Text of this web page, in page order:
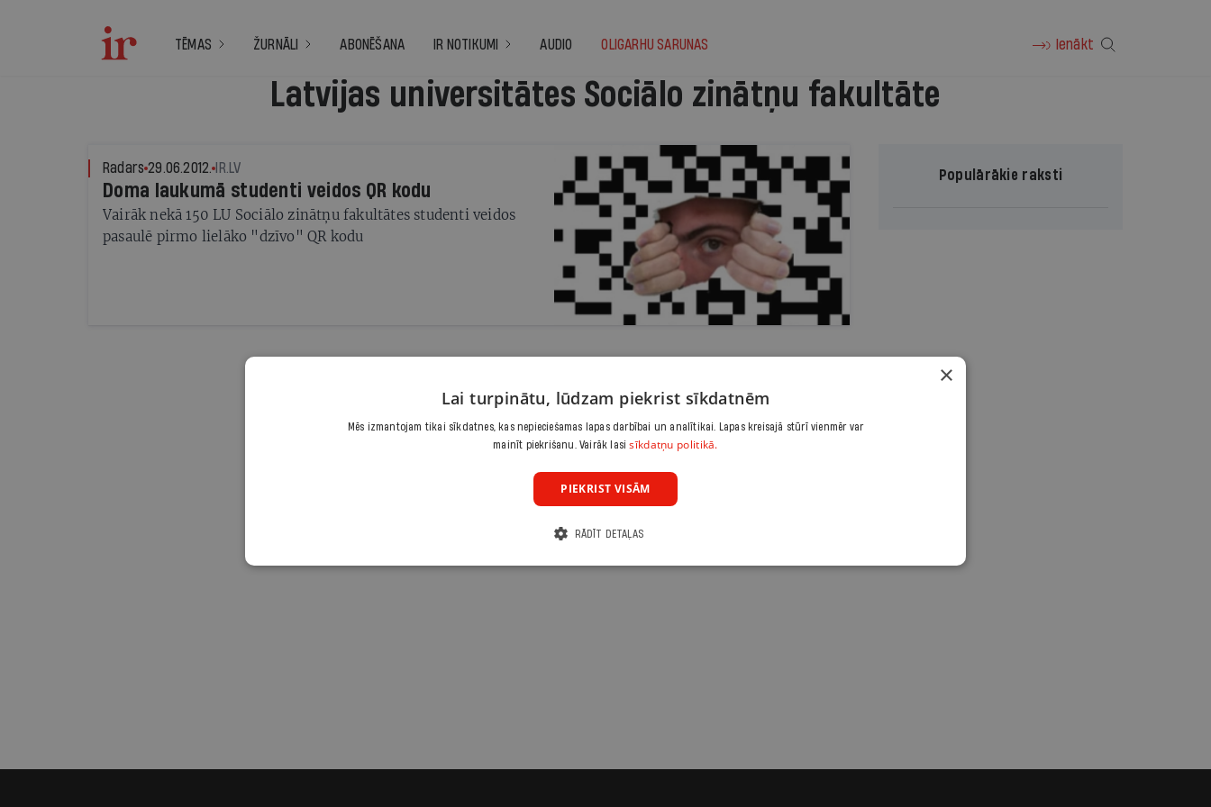
TĒMAS ŽURNĀLI ABONĒŠANA IR NOTIKUMI AUDIO OLIGARHU SARUNAS Ienākt
Latvijas universitātes Sociālo zinātņu fakultāte
Radars 29.06.2012. IR.LV
Doma laukumā studenti veidos QR kodu
Vairāk nekā 150 LU Sociālo zinātņu fakultātes studenti veidos
pasaulē pirmo lielāko "dzīvo" QR kodu
Populārākie raksti
×
Lai turpinātu, lūdzam piekrist sīkdatnēm
Mēs izmantojam tikai sīkdatnes, kas nepieciešamas lapas darbībai un analītikai. Lapas kreisajā stūrī vienmēr var
mainīt piekrišanu. Vairāk lasisīkdatņu politikā.
PIEKRIST VISĀM
RĀDĪT DETAĻAS